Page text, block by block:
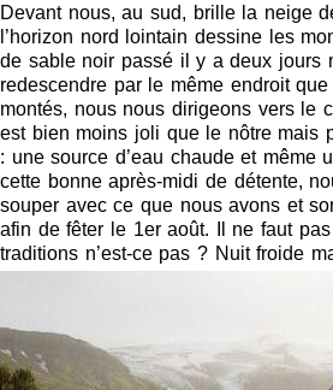
Devant nous, au sud, brille la neige
l’horizon nord lointain dessine les
de sable noir passé il y a deux jours
redescendre par le même endroit
montés, nous nous dirigeons vers le
est bien moins joli que le nôtre mais
: une source d’eau chaude et même
cette bonne après-midi de détente,
souper avec ce que nous avons et
afin de fêter le 1er août. Il ne faut
traditions n’est-ce pas ? Nuit froide